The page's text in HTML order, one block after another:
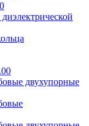
двухупорные